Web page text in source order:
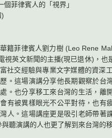
菲律賓人的「視界」
籍菲律賓人劉力樹 (Leo Rene
視英文新聞的主播(現已退休)，也
社交經驗與專業文字媒體的資深
。這場演講分享他長期觀察於台
。也分享移工來台灣的生活，離
有被異樣眼光不公平對待，也有
人。這場講座更是吸引老師帶著
聽演講的人也更了解到來台灣的